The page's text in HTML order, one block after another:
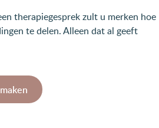
therapiegesprek zult u merken hoe
te delen. Alleen dat al geeft